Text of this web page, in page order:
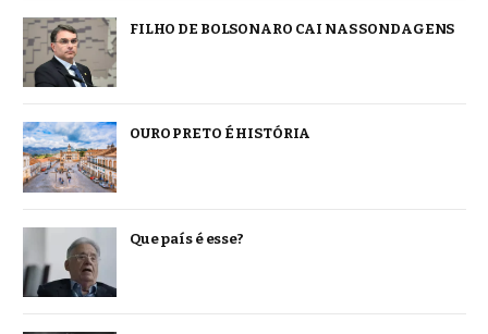
FILHO DE BOLSONARO CAI NAS SONDAGENS
OURO PRETO É HISTÓRIA
Que país é esse?